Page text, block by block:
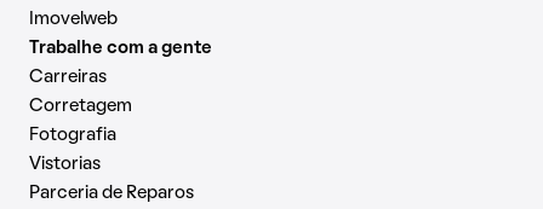
Imovelweb
Trabalhe com a gente
Carreiras
Corretagem
Fotografia
Vistorias
Parceria de Reparos